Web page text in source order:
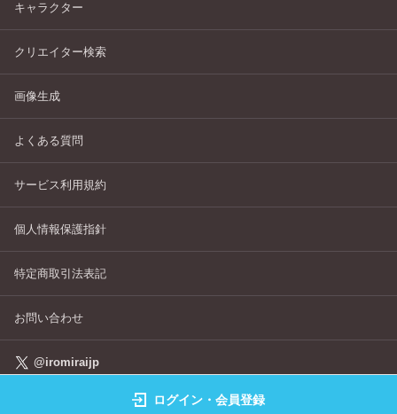
キャラクター
クリエイター検索
画像生成
よくある質問
サービス利用規約
個人情報保護指針
特定商取引法表記
お問い合わせ
@iromiraijp
©IROMIRAI Cosplayers Archive All Right's Reserved.
ログイン・会員登録